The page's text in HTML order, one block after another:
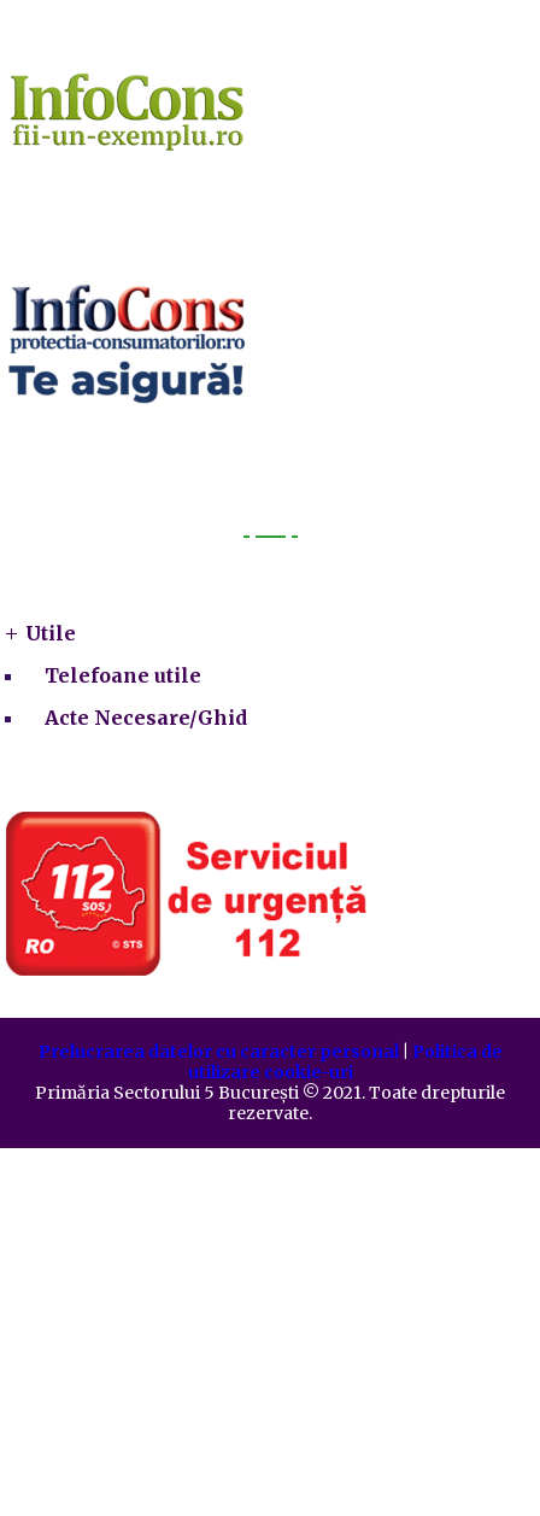
Utile
Telefoane utile
Acte Necesare/Ghid
Prelucrarea datelor cu caracter personal| Politica de
utilizare cookie-uri
Primăria Sectorului 5 București ©️ 2021. Toate drepturile
rezervate.